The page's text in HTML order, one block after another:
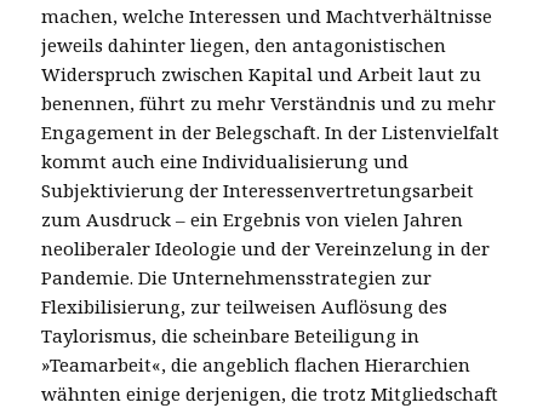
machen, welche Interessen und Machtverhältnisse
jeweils dahinter liegen, den antagonistischen
Widerspruch zwischen Kapital und Arbeit laut zu
benennen, führt zu mehr Verständnis und zu mehr
Engagement in der Belegschaft. In der Listenvielfalt
kommt auch eine Individualisierung und
Subjektivierung der Interessenvertretungsarbeit
zum Ausdruck – ein Ergebnis von vielen Jahren
neoliberaler Ideologie und der Vereinzelung in der
Pandemie. Die Unternehmensstrategien zur
Flexibilisierung, zur teilweisen Auflösung des
Taylorismus, die scheinbare Beteiligung in
»Teamarbeit«, die angeblich flachen Hierarchien
wähnten einige derjenigen, die trotz Mitgliedschaft